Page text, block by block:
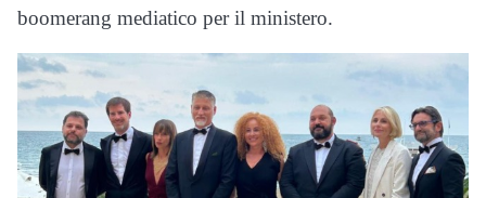
boomerang mediatico per il ministero.